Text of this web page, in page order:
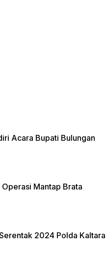
Acara Bupati Bulungan
Mantap Brata
2024 Polda Kaltara